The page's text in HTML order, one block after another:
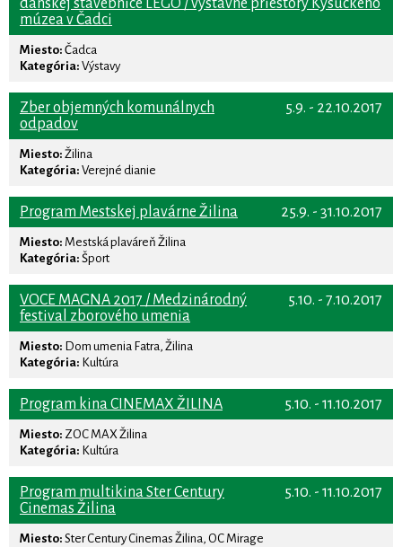
dánskej stavebnice LEGO / výstavné priestory Kysuckého
múzea v Čadci
Miesto: Čadca
Kategória: Výstavy
5.9. - 22.10.2017
Zber objemných komunálnych
odpadov
Miesto: Žilina
Kategória: Verejné dianie
25.9. - 31.10.2017
Program Mestskej plavárne Žilina
Miesto: Mestská plaváreň Žilina
Kategória: Šport
5.10. - 7.10.2017
VOCE MAGNA 2017 / Medzinárodný
festival zborového umenia
Miesto: Dom umenia Fatra, Žilina
Kategória: Kultúra
5.10. - 11.10.2017
Program kina CINEMAX ŽILINA
Miesto: ZOC MAX Žilina
Kategória: Kultúra
5.10. - 11.10.2017
Program multikina Ster Century
Cinemas Žilina
Miesto: Ster Century Cinemas Žilina, OC Mirage